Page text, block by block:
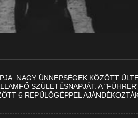
NAGY ÜNNEPSÉGEK KÖZÖTT
SZÜLETÉSNAPJÁT. A
6 REPÜLŐGÉPPEL